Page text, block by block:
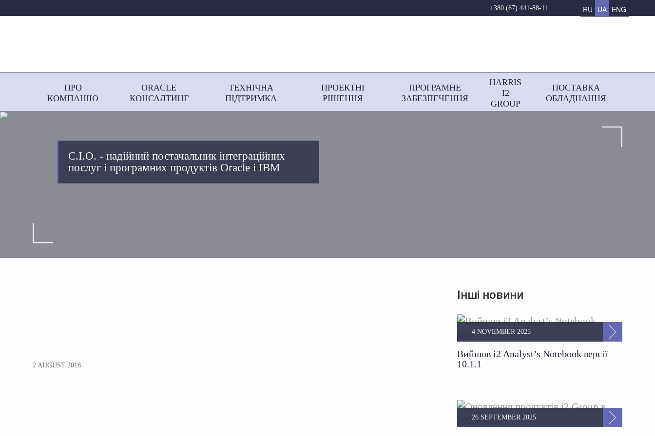
+380 (67) 441-88-11 RU UA ENG
ПРО
КОМПАНІЮ
ORACLE
КОНСАЛТИНГ
ТЕХНІЧНА
ПІДТРИМКА
ПРОЕКТНІ
РІШЕННЯ
ПРОГРАМНЕ
ЗАБЕЗПЕЧЕННЯ
HARRIS
І2
GROUP
ПОСТАВКА
ОБЛАДНАННЯ
С.І.О. - надійний постачальник інтеграційних
послуг і програмних продуктів Oracle і IBM
2 AUGUST 2018
Інші новини
Вийшов i2 Analyst’s Notebook версії
10.1.1
4 NOVEMBER 2025
26 SEPTEMBER 2025